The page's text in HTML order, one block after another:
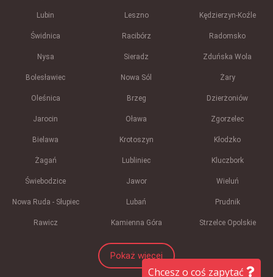
Lubin Leszno Kędzierzyn-Koźle
Świdnica Racibórz Radomsko
Nysa Sieradz Zduńska Wola
Bolesławiec Nowa Sól Żary
Oleśnica Brzeg Dzierżoniów
Jarocin Oława Zgorzelec
Bielawa Krotoszyn Kłodzko
Żagań Lubliniec Kluczbork
Świebodzice Jawor Wieluń
Nowa Ruda - Słupiec Lubań Prudnik
Rawicz Kamienna Góra Strzelce Opolskie
Pokaż więcej
Chcesz o coś zapytać